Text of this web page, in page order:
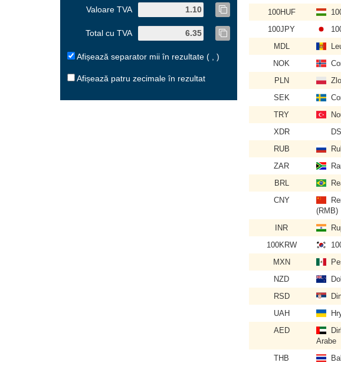
Valoare TVA
Total cu TVA
Afișează separator mii în rezultate ( , )
Afișează patru zecimale în rezultat
100HUF
100JPY
MDL
NOK
PLN
SEK
TRY
XDR
RUB
ZAR
BRL
CNY
(RMB)
INR
100KRW
MXN
NZD
RSD
UAH
AED
Arabe
THB